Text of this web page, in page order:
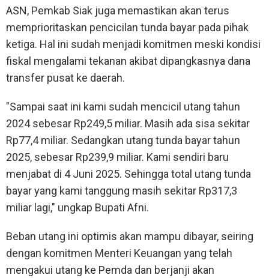
ASN, Pemkab Siak juga memastikan akan terus
memprioritaskan pencicilan tunda bayar pada pihak
ketiga. Hal ini sudah menjadi komitmen meski kondisi
fiskal mengalami tekanan akibat dipangkasnya dana
transfer pusat ke daerah.
"Sampai saat ini kami sudah mencicil utang tahun
2024 sebesar Rp249,5 miliar. Masih ada sisa sekitar
Rp77,4 miliar. Sedangkan utang tunda bayar tahun
2025, sebesar Rp239,9 miliar. Kami sendiri baru
menjabat di 4 Juni 2025. Sehingga total utang tunda
bayar yang kami tanggung masih sekitar Rp317,3
miliar lagi," ungkap Bupati Afni.
Beban utang ini optimis akan mampu dibayar, seiring
dengan komitmen Menteri Keuangan yang telah
mengakui utang ke Pemda dan berjanji akan